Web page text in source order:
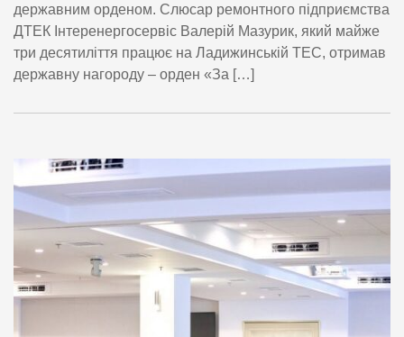
державним орденом. Слюсар ремонтного підприємства
ДТЕК Інтеренергосервіс Валерій Мазурик, який майже
три десятиліття працює на Ладижинській ТЕС, отримав
державну нагороду – орден «За […]